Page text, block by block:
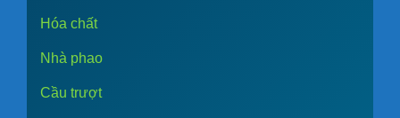
Hóa chất
Nhà phao
Cầu trượt